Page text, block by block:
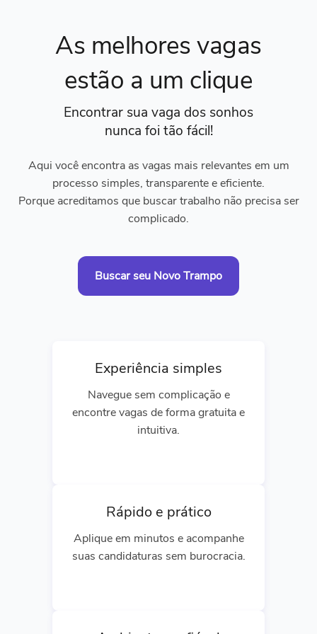
As melhores vagas
estão a um clique
Encontrar sua vaga dos sonhos
nunca foi tão fácil!
Aqui você encontra as vagas mais relevantes em um
processo simples, transparente e eficiente.
Porque acreditamos que buscar trabalho não precisa ser
complicado.
Buscar seu Novo Trampo
Experiência simples
Navegue sem complicação e
encontre vagas de forma gratuita e
intuitiva.
Rápido e prático
Aplique em minutos e acompanhe
suas candidaturas sem burocracia.